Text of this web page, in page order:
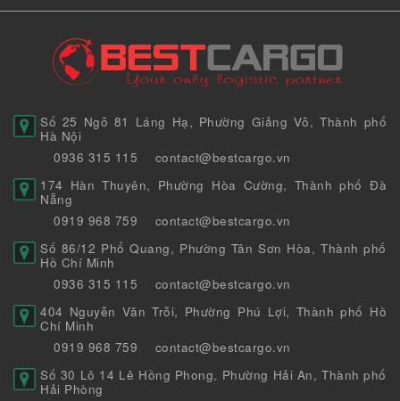
Số 25 Ngõ 81 Láng Hạ, Phường Giảng Võ, Thành phố
Hà Nội
0936 315 115
contact@bestcargo.vn
174 Hàn Thuyên, Phường Hòa Cường, Thành phố Đà
Nẵng
0919 968 759
contact@bestcargo.vn
Số 86/12 Phổ Quang, Phường Tân Sơn Hòa, Thành phố
Hồ Chí Minh
0936 315 115
contact@bestcargo.vn
404 Nguyễn Văn Trỗi, Phường Phú Lợi, Thành phố Hồ
Chí Minh
0919 968 759
contact@bestcargo.vn
Số 30 Lô 14 Lê Hồng Phong, Phường Hải An, Thành phố
Hải Phòng